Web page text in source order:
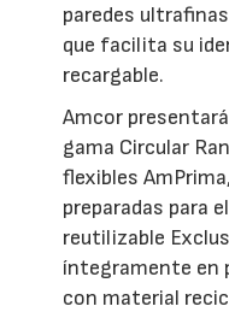
paredes
que facilita su
recargable.
Amcor
gama Circular
flexibles
preparadas para
reutilizable
íntegramente en
con material